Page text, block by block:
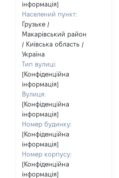
інформація]
Населений пункт:
Грузьке /
Макарівський район
/ Київська область /
Україна
Тип вулиці:
[Конфіденційна
інформація]
Вулиця:
[Конфіденційна
інформація]
Номер будинку:
[Конфіденційна
інформація]
Номер корпусу:
[Конфіденційна
інформація]